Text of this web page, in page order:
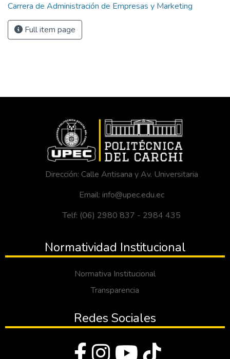
Carrera de Administración de Empresas y Marketing
Full item page
Dirección: Calle Antisana y Av. Universitaria
Email: info@upec.edu.ec
Telf: (06) 2980 837 - 2984 435
Normatividad Institucional
Normativa Institucional
Transparencia
Redes Sociales